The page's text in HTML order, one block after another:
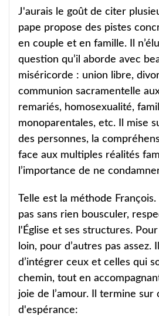
J'aurais le goût de citer
pape propose des pistes
en couple et en famille. Il
question qu’il aborde avec
miséricorde : union libre,
communion sacramentelle
remariés, homosexualité,
monoparentales, etc. Il mise
des personnes, la
face aux multiples réalités
l’importance de ne
Telle est la méthode
pas sans rien bousculer,
l'Église et ses structures.
loin, pour d’autres pas assez.
d’intégrer ceux et celles qui
chemin, tout en
joie de l’amour. Il termine sur
d'espérance: